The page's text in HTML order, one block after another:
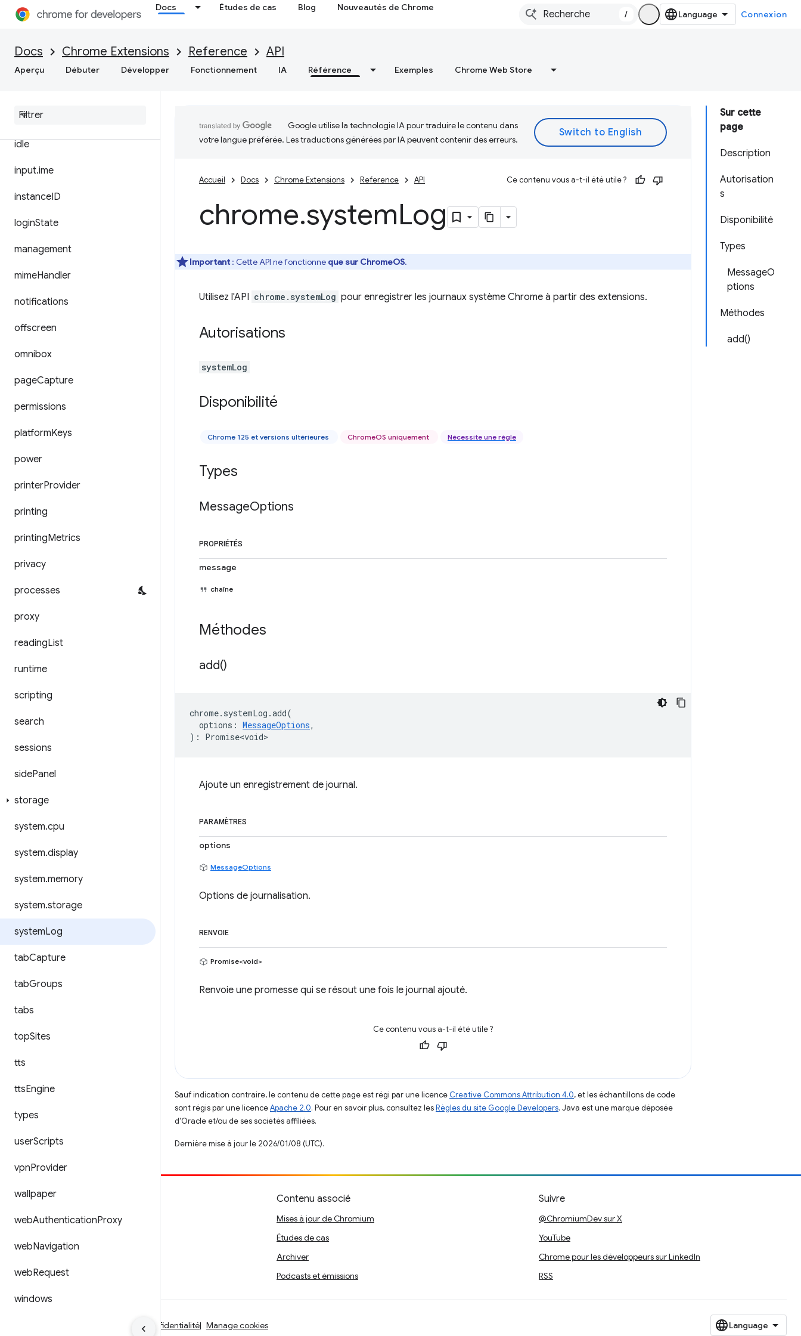
Docs Études de cas Blog Nouveautés de Chrome
/ Connexion
Docs Chrome Extensions Reference API
Aperçu Débuter Développer Fonctionnement IA Référence Exemples Chrome Web Store
fontSettings
history
identity
idle
input.ime
instanceID
loginState
management
mimeHandler
notifications
offscreen
omnibox
pageCapture
permissions
platformKeys
power
printerProvider
printing
printingMetrics
privacy
processes
proxy
readingList
runtime
scripting
search
sessions
sidePanel
storage
system.cpu
system.display
system.memory
system.storage
systemLog
tabCapture
tabGroups
tabs
topSites
tts
ttsEngine
types
userScripts
vpnProvider
wallpaper
webAuthenticationProxy
webNavigation
webRequest
windows
Sur cette
page
Description
Autorisation
s
Disponibilité
Types
MessageO
ptions
Méthodes
add()
Google utilise la technologie IA pour traduire le contenu dans
votre langue préférée. Les traductions générées par IA peuvent contenir des erreurs.
Accueil Docs Chrome Extensions Reference API Ce contenu vous a-t-il été utile ?
chrome.systemLog
Important : Cette API ne fonctionne que sur ChromeOS.
Utilisez l'API chrome.systemLog pour enregistrer les journaux système Chrome à partir des extensions.
Autorisations
systemLog
Disponibilité
Chrome 125 et versions ultérieures ChromeOS uniquement Nécessite une règle
Types
MessageOptions
PROPRIÉTÉS
message
chaîne
Méthodes
add()
chrome. systemLog .add(
options : MessageOptions,
) : Promise<void>
Ajoute un enregistrement de journal.
PARAMÈTRES
options
MessageOptions
Options de journalisation.
RENVOIE
Promise<void>
Renvoie une promesse qui se résout une fois le journal ajouté.
Ce contenu vous a-t-il été utile ?
Sauf indication contraire, le contenu de cette page est régi par une licence Creative Commons Attribution 4.0, et les échantillons de code
sont régis par une licenceApache 2.0. Pour en savoir plus, consultez lesRègles du site Google Developers. Java est une marque déposée
d'Oracle et/ou de ses sociétés affiliées.
Dernière mise à jour le 2026/01/08 (UTC).
Contribuer
Signaler un bug
Contenu associé
Mises à jour de Chromium
Études de cas
Archiver
Podcasts et émissions
Suivre
@ChromiumDev sur X
YouTube
Chrome pour les développeurs sur LinkedIn
RSS
Règles de confidentialité Manage cookies